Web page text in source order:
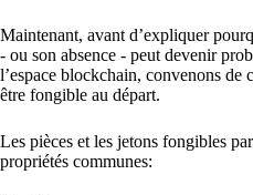
Maintenant, avant d’expliquer
- ou son absence - peut devenir
l’espace blockchain, convenons de
être fongible au départ.
Les pièces et les jetons fongibles
propriétés communes: